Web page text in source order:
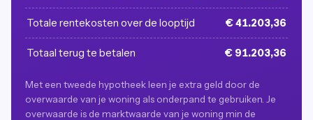
Totale rentekosten over de looptijd € 41.203,36
Totaal terug te betalen € 91.203,36
Met een tweede hypotheek leen je extra geld door de
overwaarde van je woning als onderpand te gebruiken. Je
overwaarde is de marktwaarde van je woning min de